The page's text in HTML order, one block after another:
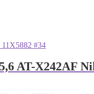
AT-X242AF